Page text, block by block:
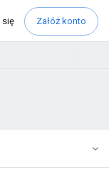
się Załóż konto